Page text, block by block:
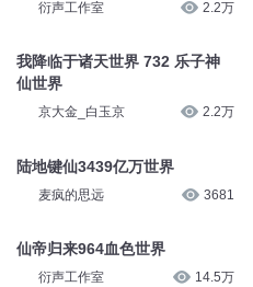
衍声工作室 2.2万
我降临于诸天世界 732 乐子神
仙世界
京大金_白玉京 2.2万
陆地键仙3439亿万世界
麦疯的思远 3681
仙帝归来964血色世界
衍声工作室 14.5万